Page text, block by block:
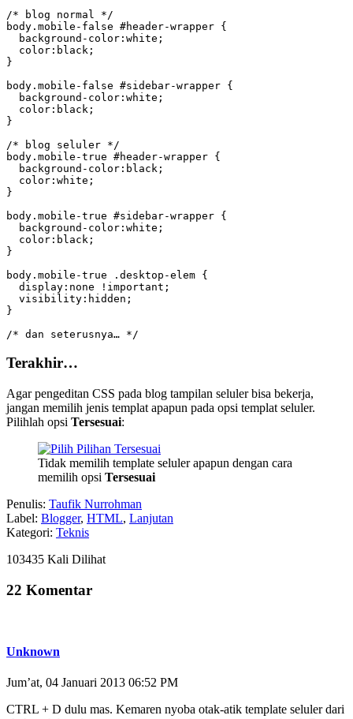
/* blog normal */
body.mobile-false #header-wrapper {
  background-color:white;
  color:black;
}
body.mobile-false #sidebar-wrapper {
  background-color:white;
  color:black;
}
/* blog seluler */
body.mobile-true #header-wrapper {
  background-color:black;
  color:white;
}
body.mobile-true #sidebar-wrapper {
  background-color:white;
  color:black;
}
body.mobile-true .desktop-elem {
  display:none !important;
  visibility:hidden;
}
/* dan seterusnya… */
Terakhir…
Agar pengeditan CSS pada blog tampilan seluler bisa bekerja,
jangan memilih jenis templat apapun pada opsi templat seluler.
Pilihlah opsi Tersesuai:
Tidak memilih template seluler apapun dengan cara
memilih opsi Tersesuai
Penulis: Taufik Nurrohman
Label: Blogger, HTML, Lanjutan
Kategori: Teknis
103435 Kali Dilihat
22 Komentar
Unknown
Jum’at, 04 Januari 2013 06:52 PM
CTRL + D dulu mas. Kemaren nyoba otak-atik template seluler dari